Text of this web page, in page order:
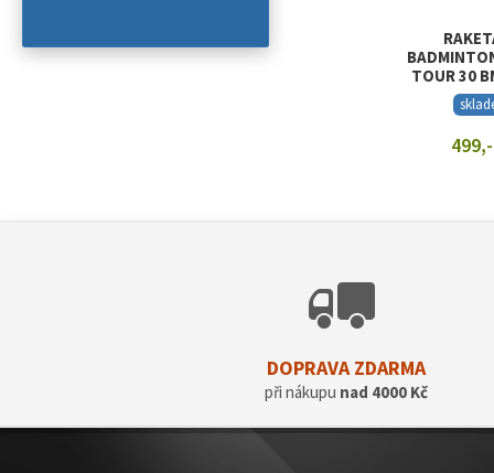
TOUR 30
DOPRAVA ZDARMA
při nákupu nad 4000 Kč